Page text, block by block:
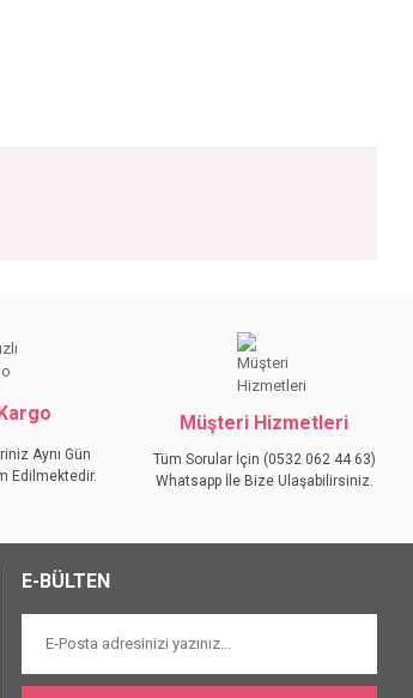
Aynı Gün
Edilmektedir.
Müşteri Hizmetleri
Tüm Sorular İçin (0532 062 44 63)
Whatsapp İle Bize Ulaşabilirsiniz.
E-BÜLTEN